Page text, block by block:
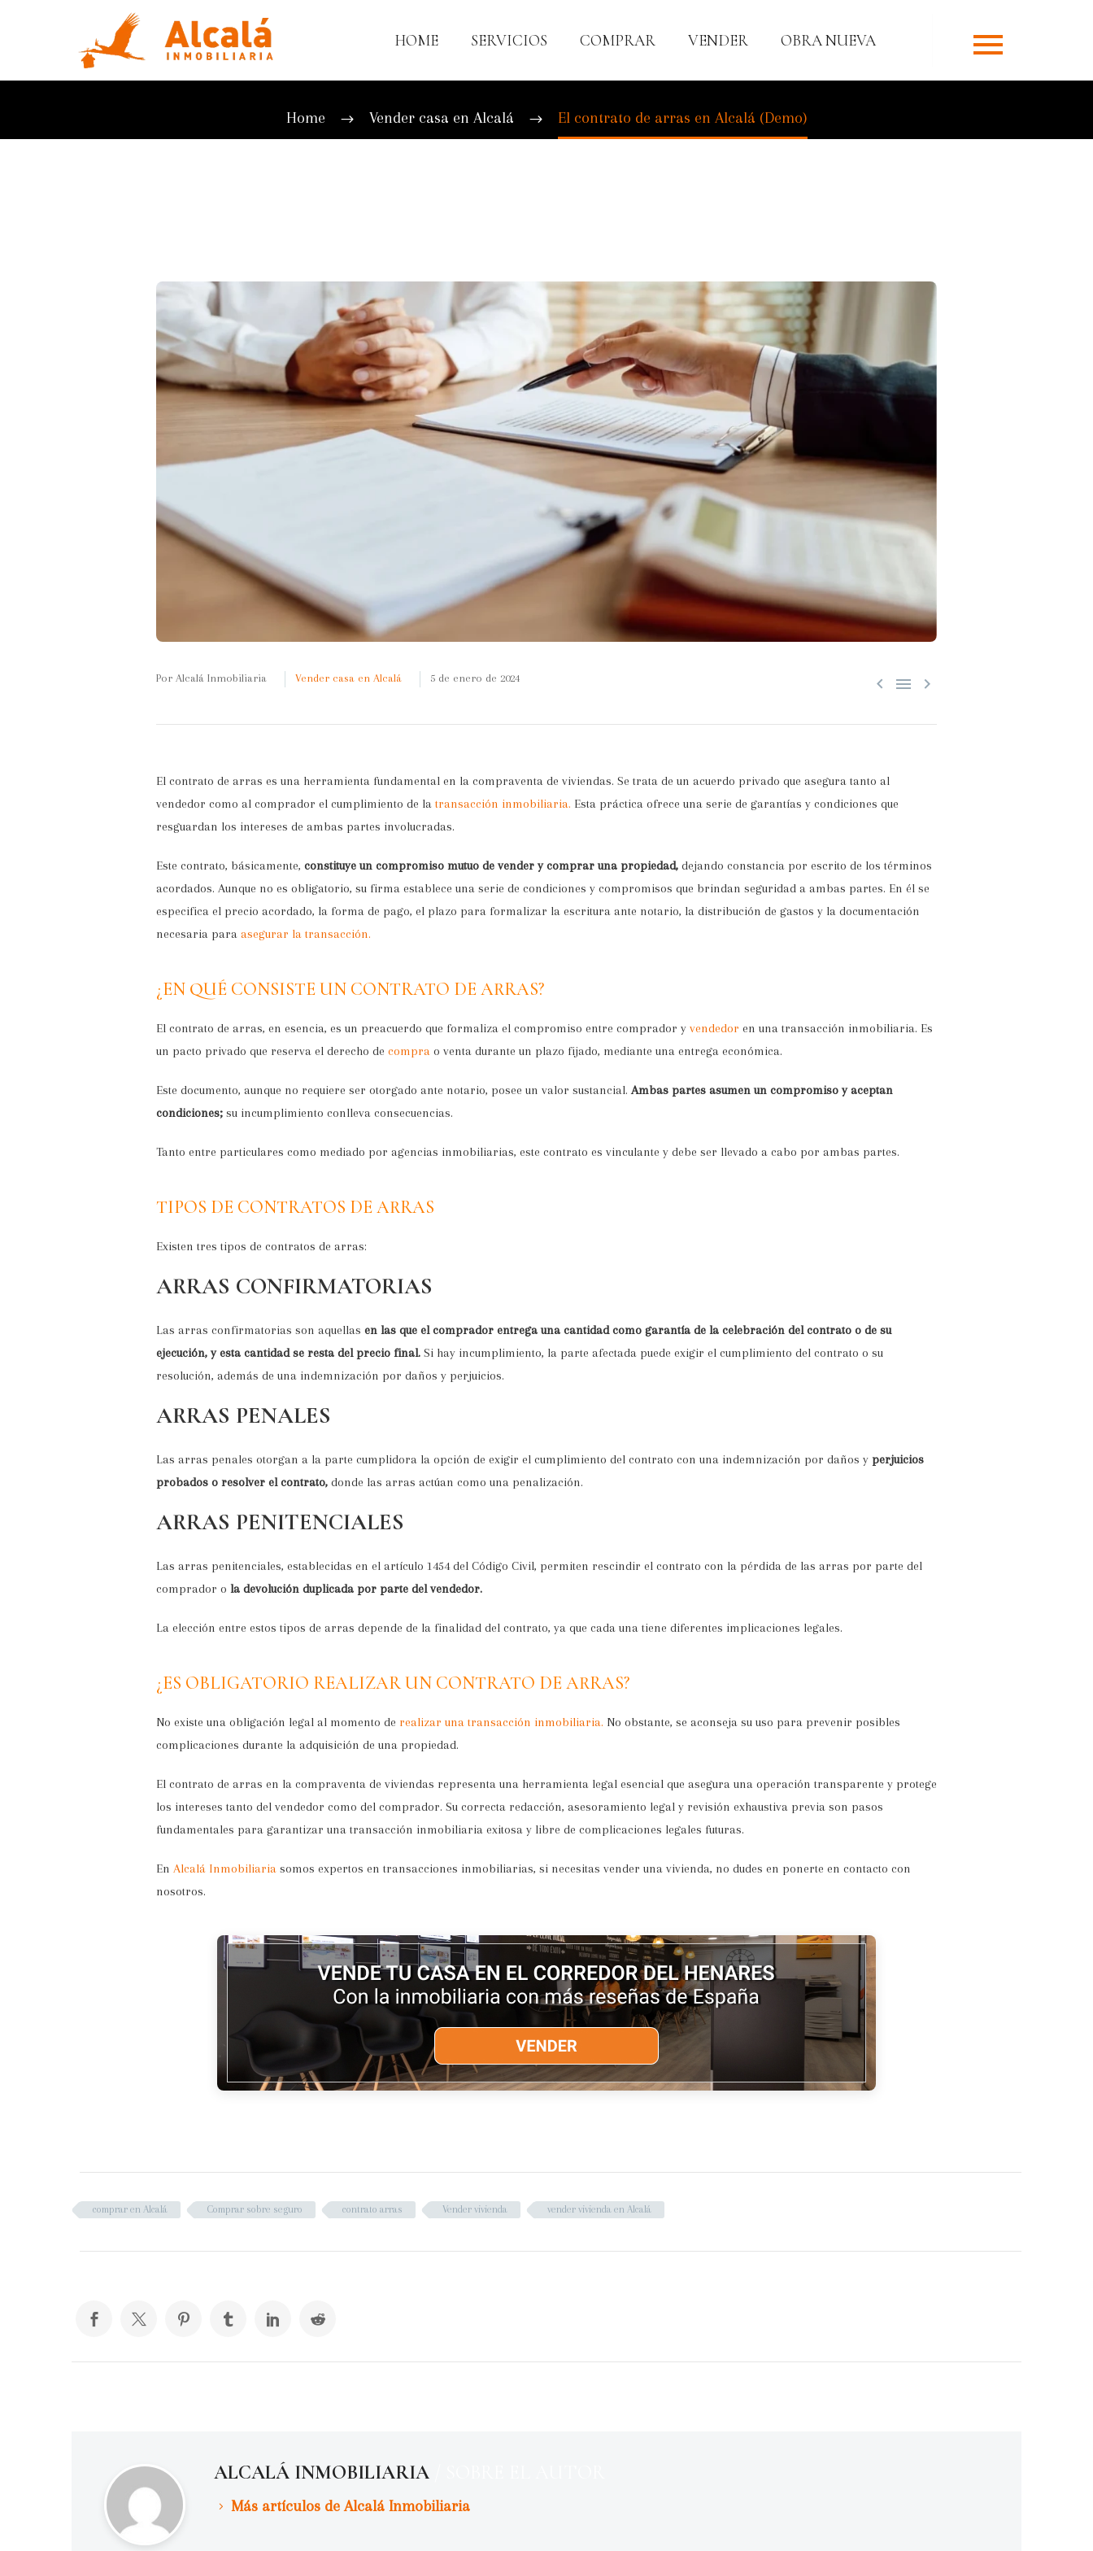
HOME SERVICIOS COMPRAR VENDER OBRA NUEVA
EL CONTRATO DE ARRAS EN ALCALÁ (DEMO)
Home Vender casa en Alcalá El contrato de arras en Alcalá (Demo)
  
Por Alcalá Inmobiliaria Vender casa en Alcalá 5 de enero de 2024
El contrato de arras es una herramienta fundamental en la compraventa de viviendas. Se trata de un acuerdo privado que asegura tanto al
vendedor como al comprador el cumplimiento de la transacción inmobiliaria. Esta práctica ofrece una serie de garantías y condiciones que
resguardan los intereses de ambas partes involucradas.
Este contrato, básicamente, constituye un compromiso mutuo de vender y comprar una propiedad, dejando constancia por escrito de los términos
acordados. Aunque no es obligatorio, su firma establece una serie de condiciones y compromisos que brindan seguridad a ambas partes. En él se
especifica el precio acordado, la forma de pago, el plazo para formalizar la escritura ante notario, la distribución de gastos y la documentación
necesaria para asegurar la transacción.
¿EN QUÉ CONSISTE UN CONTRATO DE ARRAS?
El contrato de arras, en esencia, es un preacuerdo que formaliza el compromiso entre comprador y vendedor en una transacción inmobiliaria. Es
un pacto privado que reserva el derecho de compra o venta durante un plazo fijado, mediante una entrega económica.
Este documento, aunque no requiere ser otorgado ante notario, posee un valor sustancial.Ambas partes asumen un compromiso y aceptan
condiciones; su incumplimiento conlleva consecuencias.
Tanto entre particulares como mediado por agencias inmobiliarias, este contrato es vinculante y debe ser llevado a cabo por ambas partes.
TIPOS DE CONTRATOS DE ARRAS
Existen tres tipos de contratos de arras:
ARRAS CONFIRMATORIAS
Las arras confirmatorias son aquellas en las que el comprador entrega una cantidad como garantía de la celebración del contrato o de su
ejecución, y esta cantidad se resta del precio final. Si hay incumplimiento, la parte afectada puede exigir el cumplimiento del contrato o su
resolución, además de una indemnización por daños y perjuicios.
ARRAS PENALES
Las arras penales otorgan a la parte cumplidora la opción de exigir el cumplimiento del contrato con una indemnización por daños y perjuicios
probados o resolver el contrato, donde las arras actúan como una penalización.
ARRAS PENITENCIALES
Las arras penitenciales, establecidas en el artículo 1454 del Código Civil, permiten rescindir el contrato con la pérdida de las arras por parte del
comprador o la devolución duplicada por parte del vendedor.
La elección entre estos tipos de arras depende de la finalidad del contrato, ya que cada una tiene diferentes implicaciones legales.
¿ES OBLIGATORIO REALIZAR UN CONTRATO DE ARRAS?
No existe una obligación legal al momento de realizar una transacción inmobiliaria. No obstante, se aconseja su uso para prevenir posibles
complicaciones durante la adquisición de una propiedad.
El contrato de arras en la compraventa de viviendas representa una herramienta legal esencial que asegura una operación transparente y protege
los intereses tanto del vendedor como del comprador. Su correcta redacción, asesoramiento legal y revisión exhaustiva previa son pasos
fundamentales para garantizar una transacción inmobiliaria exitosa y libre de complicaciones legales futuras.
En Alcalá Inmobiliaria somos expertos en transacciones inmobiliarias, si necesitas vender una vivienda, no dudes en ponerte en contacto con
nosotros.
comprar en Alcalá Comprar sobre seguro contrato arras Vender vivienda vender vivienda en Alcalá
ALCALÁ INMOBILIARIA
Más artículos de Alcalá Inmobiliaria